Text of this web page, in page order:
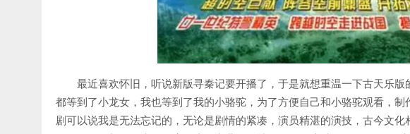
最近喜欢怀旧，听说新版寻秦记要开播了，于是就想重温一下古天乐
都等到了小龙女，我也等到了我的小骆驼，为了方便自己和小骆驼观看，
剧可以说我是无法忘记的，无论是剧情的紧凑，演员精湛的演技，古今文